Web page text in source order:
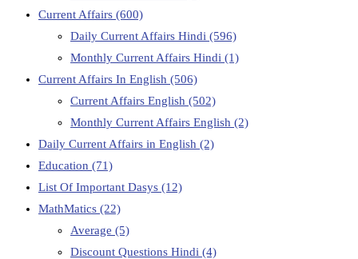
Current Affairs (600)
Daily Current Affairs Hindi (596)
Monthly Current Affairs Hindi (1)
Current Affairs In English (506)
Current Affairs English (502)
Monthly Current Affairs English (2)
Daily Current Affairs in English (2)
Education (71)
List Of Important Dasys (12)
MathMatics (22)
Average (5)
Discount Questions Hindi (4)